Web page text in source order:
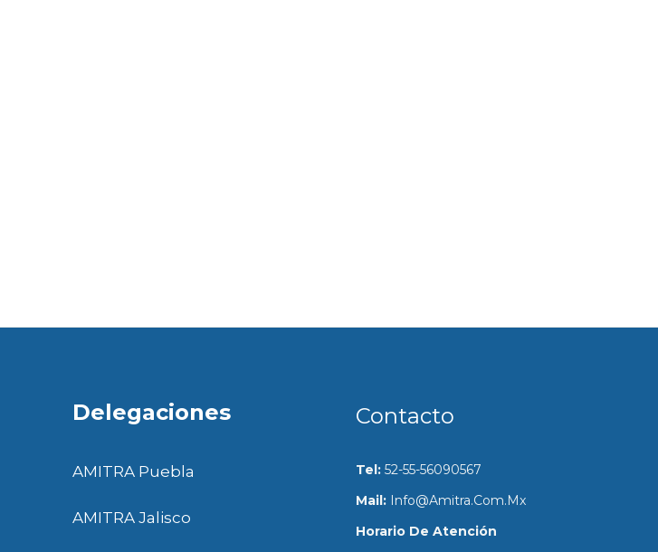
Delegaciones
AMITRA Puebla
AMITRA Jalisco
Contacto
Tel:52-55-56090567
Mail:Info@amitra.com.mx
Horario De Atención